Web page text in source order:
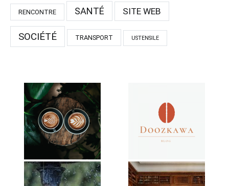
RENCONTRE SANTÉ SITE WEB
SOCIÉTÉ TRANSPORT USTENSILE